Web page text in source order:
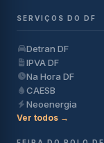
SERVIÇOS DO DF
Detran DF
IPVA DF
Na Hora DF
CAESB
Neoenergia
Ver todos →